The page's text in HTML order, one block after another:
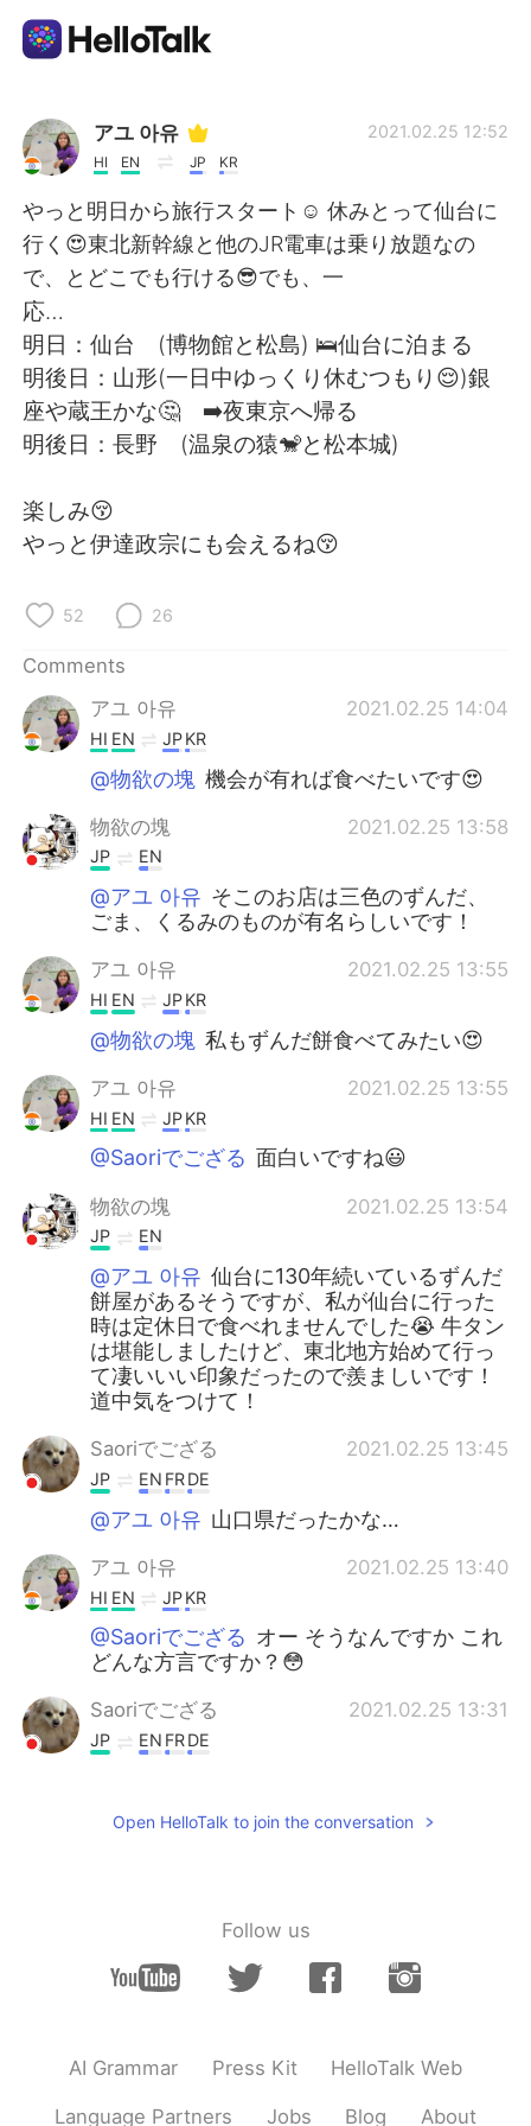
Language Exchange App
AI Grammar Checker
English
简体中文 繁體中文
Español العربية
日本語 한국어
Indonesia
Türkçe
Português
アユ 아유
HI EN JP KR
2021.02.25 12:52
やっと明日から旅行スタート☺ 休みとって仙台に
行く😍東北新幹線と他のJR電車は乗り放題なの
で、とどこでも行ける😎でも、一
応…
明日：仙台 (博物館と松島) 🛌仙台に泊まる
明後日：山形(一日中ゆっくり休むつもり😌)銀
座や蔵王かな🤔 ➡️夜東京へ帰る
明後日：長野 (温泉の猿🐒と松本城)
楽しみ😚
やっと伊達政宗にも会えるね😚
52 26
Comments
アユ 아유
2021.02.25 14:04
HI EN JPKR
@物欲の塊 機会が有れば食べたいです😍
物欲の塊 2021.02.25 13:58
JP EN
@アユ 아유 そこのお店は三色のずんだ、
ごま、くるみのものが有名らしいです！
アユ 아유 2021.02.25 13:55
HI EN JPKR
@物欲の塊 私もずんだ餅食べてみたい😍
アユ 아유 2021.02.25 13:55
HI EN JPKR
@Saoriでござる 面白いですね😃
物欲の塊 2021.02.25 13:54
JP EN
@アユ 아유 仙台に130年続いているずんだ
餅屋があるそうですが、私が仙台に行った
時は定休日で食べれませんでした😭 牛タン
は堪能しましたけど、東北地方始めて行っ
て凄いいい印象だったので羨ましいです！
道中気をつけて！
Saoriでござる 2021.02.25 13:45
JP EN FRDE
@アユ 아유 山口県だったかな…
アユ 아유 2021.02.25 13:40
HI EN JPKR
@Saoriでござる オー そうなんですか これ
どんな方言ですか？😳
Saoriでござる 2021.02.25 13:31
JP EN FRDE
残念ながら、私そういう人ではな
アユ 아유 2021.02.25 13:23
@Saoriでござる返事はどうやってします
Open HelloTalk to join the conversation
Follow us
AI Grammar Press Kit HelloTalk Web
Language Partners Jobs Blog About